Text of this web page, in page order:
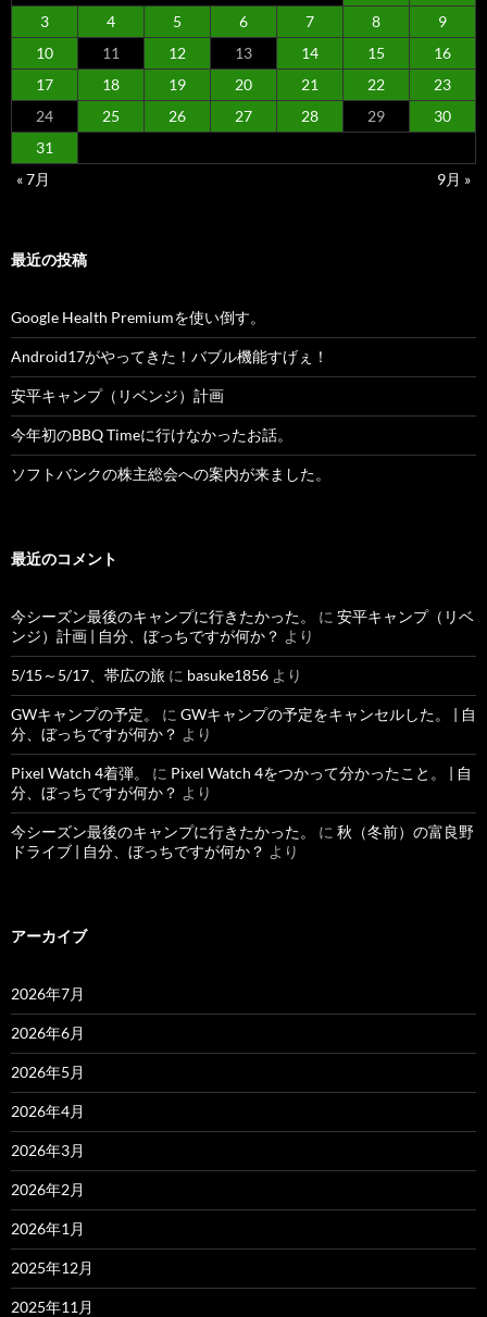
3
4 5 6 7 8
9
10
11 12 13 14 15
16
17
18 19 20 21 22
23
24
25 26 27 28 29
30
31
« 7月
9月 »
最近の投稿
Google Health Premiumを使い倒す。
Android17がやってきた！バブル機能すげぇ！
安平キャンプ（リベンジ）計画
今年初のBBQ Timeに行けなかったお話。
ソフトバンクの株主総会への案内が来ました。
最近のコメント
今シーズン最後のキャンプに行きたかった。 に 安平キャンプ（リベ
ンジ）計画 | 自分、ぼっちですが何か？ より
5/15～5/17、帯広の旅 に basuke1856 より
GWキャンプの予定。 に GWキャンプの予定をキャンセルした。 | 自
分、ぼっちですが何か？ より
Pixel Watch 4着弾。 に Pixel Watch 4をつかって分かったこと。 | 自
分、ぼっちですが何か？ より
今シーズン最後のキャンプに行きたかった。 に 秋（冬前）の富良野
ドライブ | 自分、ぼっちですが何か？ より
アーカイブ
2026年7月
2026年6月
2026年5月
2026年4月
2026年3月
2026年2月
2026年1月
2025年12月
2025年11月